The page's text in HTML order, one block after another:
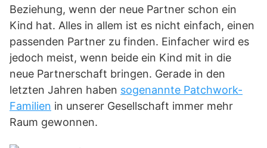
Beziehung, wenn der neue Partner schon ein
Kind hat. Alles in allem ist es nicht einfach, einen
passenden Partner zu finden. Einfacher wird es
jedoch meist, wenn beide ein Kind mit in die
neue Partnerschaft bringen. Gerade in den
letzten Jahren haben sogenannte Patchwork-
Familien in unserer Gesellschaft immer mehr
Raum gewonnen.